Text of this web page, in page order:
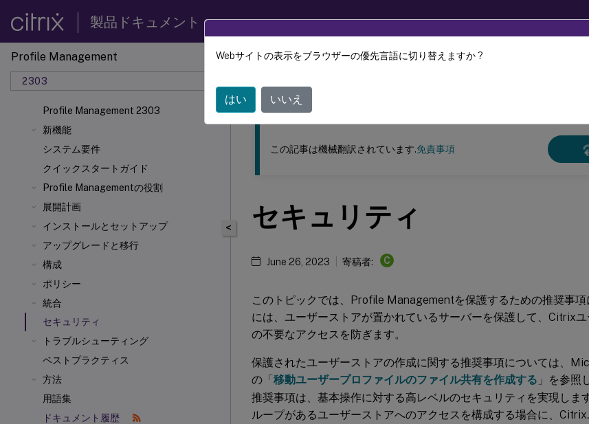
製品ドキュメント
Profile Management
2303
Profile Management 2303
新機能
システム要件
クイックスタートガイド
Profile Managementの役割
展開計画
インストールとセットアップ
アップグレードと移行
構成
ポリシー
統合
セキュリティ
トラブルシューティング
ベストプラクティス
方法
用語集
ドキュメント履歴
このコンテンツは動的に機械翻訳されています。
Profile Management
<
この記事は機械翻訳されています.免責事項
セキュリティ
June 26, 2023 寄稿者: C
このトピックでは、Profile Managementを保護するための推奨事
には、ユーザーストアが置かれているサーバーを保護して、Citrix
の不要なアクセスを防ぎます。
保護されたユーザーストアの作成に関する推奨事項については、
の「移動ユーザープロファイルのファイル共有を作成する 」を参照
推奨事項は、基本操作に対する高レベルのセキュリティを実現し
ループがあるユーザーストアへのアクセスを構成する場合に、
Webサイトの表示をブラウザーの優先言語に切り替えますか ?
はい いいえ